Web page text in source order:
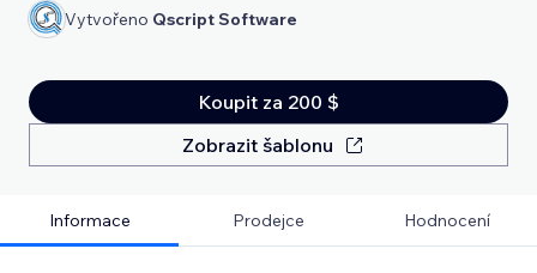
Vytvořeno Qscript Software
Koupit za 200 $
Zobrazit šablonu
Informace Prodejce Hodnocení